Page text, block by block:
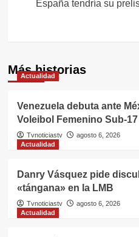
España tendría su
Más historias
Actualidad
Venezuela debuta ante
Voleibol Femenino Sub-17
Tvnoticiastv
agosto 6, 2026
Actualidad
Danry Vásquez pide
«tángana» en la LMB
Tvnoticiastv
agosto 6, 2026
Actualidad